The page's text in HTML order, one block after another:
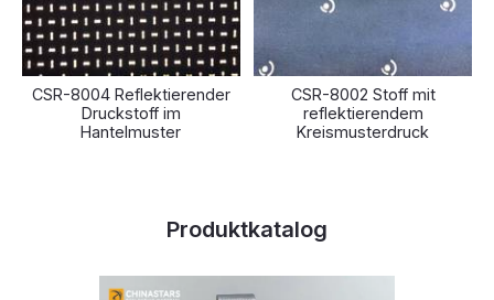
CSR-8004 Reflektierender
Druckstoff im
Hantelmuster
CSR-8002 Stoff mit
reflektierendem
Kreismusterdruck
Produktkatalog